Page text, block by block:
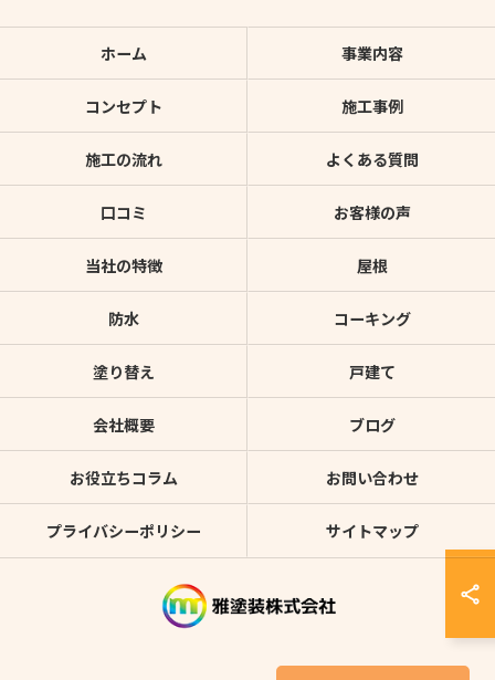
ホーム 事業内容
コンセプト 施工事例
施工の流れ よくある質問
口コミ お客様の声
当社の特徴 屋根
防水 コーキング
塗り替え 戸建て
会社概要 ブログ
お役立ちコラム お問い合わせ
プライバシーポリシー サイトマップ